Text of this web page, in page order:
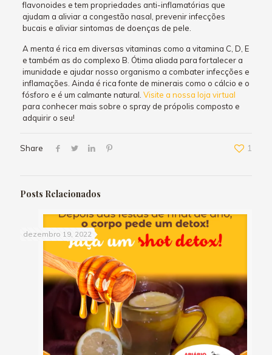
flavonoides e tem propriedades anti-inflamatórias que
ajudam a aliviar a congestão nasal, prevenir infecções
bucais e aliviar sintomas de doenças de pele.
A menta é rica em diversas vitaminas como a vitamina C, D, E
e também as do complexo B. Ótima aliada para fortalecer a
imunidade e ajudar nosso organismo a combater infecções e
inflamações. Ainda é rica fonte de minerais como o cálcio e o
fósforo e é um calmante natural. Visite a nossa loja virtual
para conhecer mais sobre o spray de própolis composto e
adquirir o seu!
Share 1
Posts Relacionados
dezembro 19, 2022